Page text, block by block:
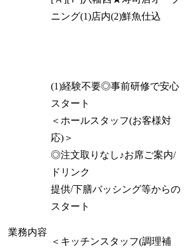
業務内容
ニング(1)店内(2)鮮魚仕込
(1)経験不要◎事前研修で安心
スタート
＜ホールスタッフ(お客様対
応)＞
◎注文取りなし♪お席ご案内/
ドリンク
提供/下膳バッシング等からの
スタート
＜キッチンスタッフ(調理補